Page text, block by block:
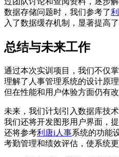
数据存储问题时，我们参考了
入了数据缓存机制，显著提高了
总结与未来工作
通过本次实训项目，我们不仅
理解了人事管理系统的设计原
但在性能和用户体验方面仍有改
未来，我们计划引入数据库技
我们还将开发图形用户界面，
还将参考利唐i人事系统的功能
考勤管理和绩效评估，使系统更